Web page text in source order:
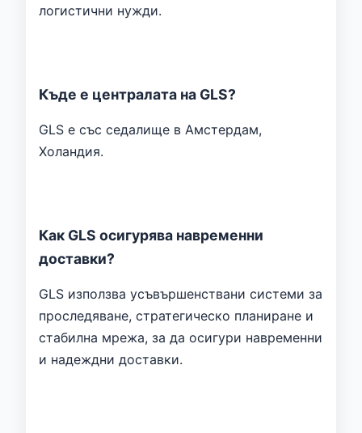
логистични нужди.
Къде е централата на GLS?
GLS е със седалище в Амстердам,
Холандия.
Как GLS осигурява навременни
доставки?
GLS използва усъвършенствани системи за
проследяване, стратегическо планиране и
стабилна мрежа, за да осигури навременни
и надеждни доставки.